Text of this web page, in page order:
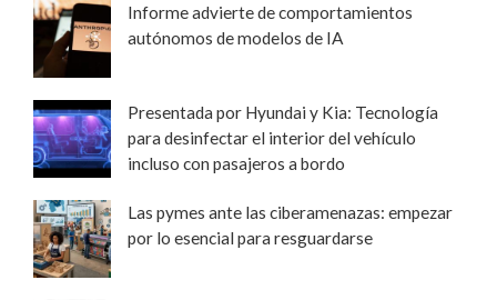
Informe advierte de comportamientos
autónomos de modelos de IA
Presentada por Hyundai y Kia: Tecnología
para desinfectar el interior del vehículo
incluso con pasajeros a bordo
Las pymes ante las ciberamenazas: empezar
por lo esencial para resguardarse